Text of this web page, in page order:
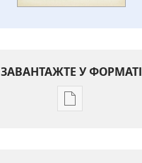
ЗАВАНТАЖТЕ У ФОРМАТІ
Параметри